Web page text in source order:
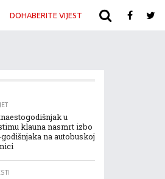
DOHABERITE VIJEST ARHIVA
u
klauna nasmrt izbo
na autobuskoj